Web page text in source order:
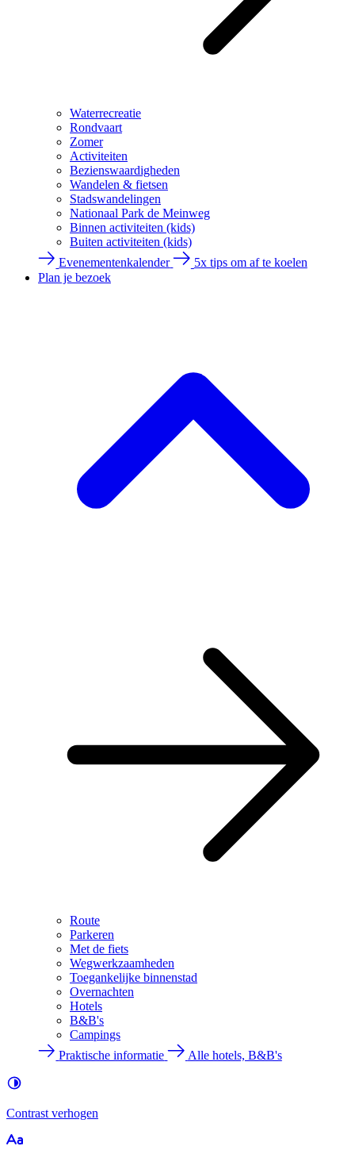
Waterrecreatie
Rondvaart
Zomer
Activiteiten
Bezienswaardigheden
Wandelen & fietsen
Stadswandelingen
Nationaal Park de Meinweg
Binnen activiteiten (kids)
Buiten activiteiten (kids)
Evenementenkalender
5x tips om af te koelen
Plan je bezoek
Route
Parkeren
Met de fiets
Wegwerkzaamheden
Toegankelijke binnenstad
Overnachten
Hotels
B&B's
Campings
Praktische informatie
Alle hotels, B&B's
Contrast verhogen